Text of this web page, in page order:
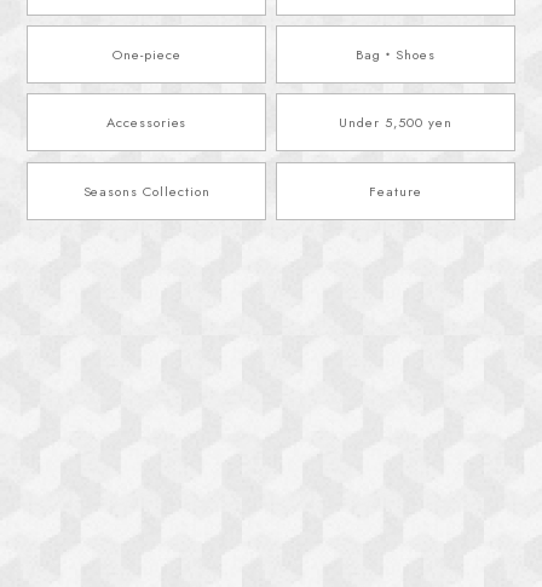
One-piece Bag・Shoes
Accessories Under 5,500 yen
Seasons Collection Feature